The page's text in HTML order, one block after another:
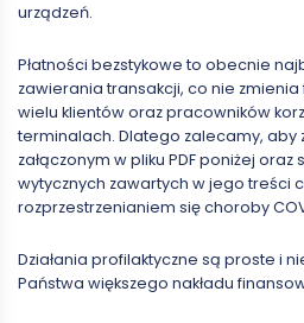
urządzeń.
Płatności bezstykowe to obecnie
zawierania transakcji, co nie zmienia
wielu klientów oraz pracowników
terminalach. Dlatego zalecamy, aby
załączonym w pliku PDF poniżej
wytycznych zawartych w jego treści
rozprzestrzenianiem się choroby
Działania profilaktyczne są proste i
Państwa większego nakładu